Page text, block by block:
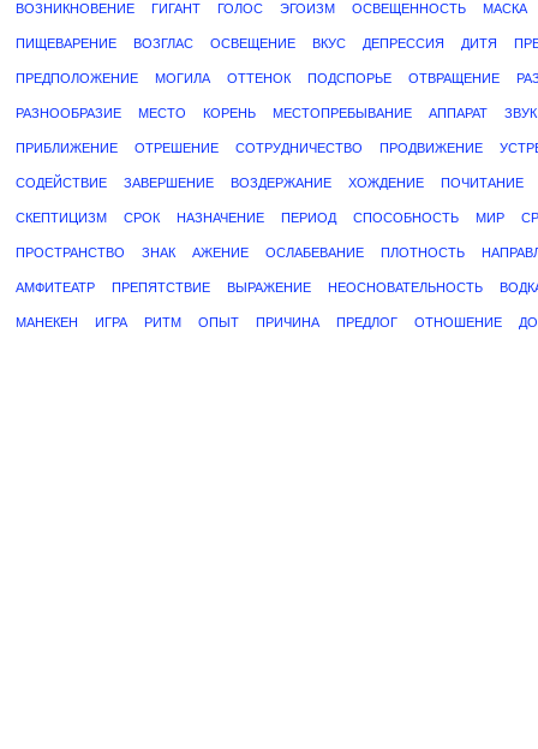
ВОЗНИКНОВЕНИЕ ГИГАНТ ГОЛОС ЭГОИЗМ ОСВЕЩЕННОСТЬ МАСКА
ПИЩЕВАРЕНИЕ ВОЗГЛАС ОСВЕЩЕНИЕ ВКУС ДЕПРЕССИЯ ДИТЯ
ПРЕДПОЛОЖЕНИЕ МОГИЛА ОТТЕНОК ПОДСПОРЬЕ ОТВРАЩЕНИЕ
РАЗНООБРАЗИЕ МЕСТО КОРЕНЬ МЕСТОПРЕБЫВАНИЕ АППАРАТ ЗВУК
ПРИБЛИЖЕНИЕ ОТРЕШЕНИЕ СОТРУДНИЧЕСТВО ПРОДВИЖЕНИЕ
СОДЕЙСТВИЕ ЗАВЕРШЕНИЕ ВОЗДЕРЖАНИЕ ХОЖДЕНИЕ ПОЧИТАНИЕ
СКЕПТИЦИЗМ СРОК НАЗНАЧЕНИЕ ПЕРИОД СПОСОБНОСТЬ МИР
ПРОСТРАНСТВО ЗНАК АЖЕНИЕ ОСЛАБЕВАНИЕ ПЛОТНОСТЬ
АМФИТЕАТР ПРЕПЯТСТВИЕ ВЫРАЖЕНИЕ НЕОСНОВАТЕЛЬНОСТЬ
МАНЕКЕН ИГРА РИТМ ОПЫТ ПРИЧИНА ПРЕДЛОГ ОТНОШЕНИЕ